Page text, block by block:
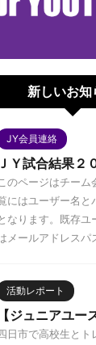
新しいお知
JY会員連絡
ＪＹ試合結果２
このページはチー
にはユーザー名と
なります。既存ユ
メールアドレスパ
活動レポート
【ジュニアユ
日市で高校生とト